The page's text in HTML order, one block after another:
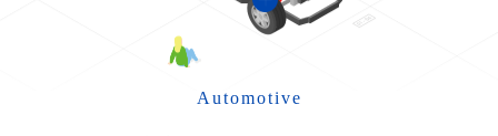
Automotive